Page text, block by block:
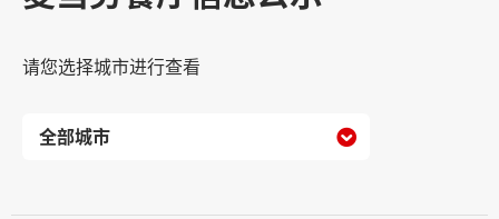
请您选择城市进行查看
